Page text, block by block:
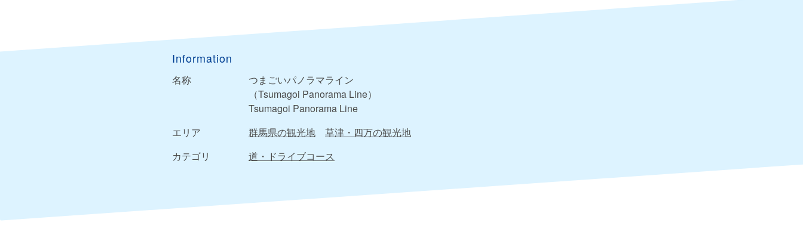
Information
名称
つまごいパノラマライン
（Tsumagoi Panorama Line）
Tsumagoi Panorama Line
エリア
群馬県の観光地
草津・四万の観光地
カテゴリ
道・ドライブコース